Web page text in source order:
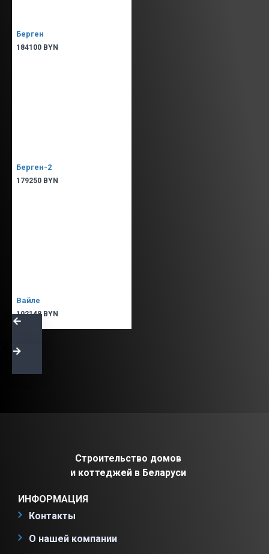
Берген
184100 BYN
Берген-2
179250 BYN
Вайле
102148 BYN
Строительство домов
и коттеджей в Беларуси
ИНФОРМАЦИЯ
Контакты
О нашей компании